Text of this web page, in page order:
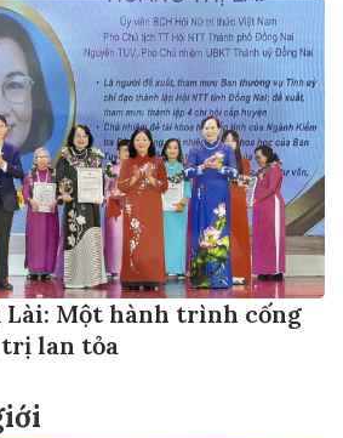
Lài: Một hành trình cống
lan tỏa